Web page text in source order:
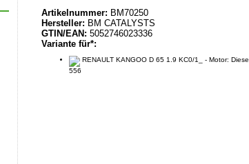
Artikelnummer: BM70250
Hersteller: BM CATALYSTS
GTIN/EAN: 5052746023336
Variante für*:
RENAULT KANGOO D 65 1.9 KC0/1_ - Motor:
556